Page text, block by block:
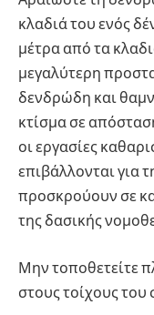
κλαδιά του ενός
μέτρα από τα
μεγαλύτερη
δενδρώδη και
κτίσμα σε
οι εργασίες
επιβάλλονται για
προσκρούουν σε
της δασικής
Μην τοποθετείτε
στους τοίχους του